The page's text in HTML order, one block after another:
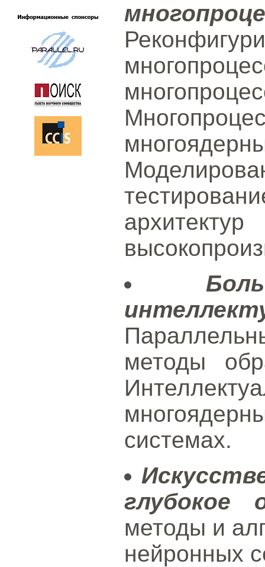
методы
системах.
глубокое
методы и
нейронных